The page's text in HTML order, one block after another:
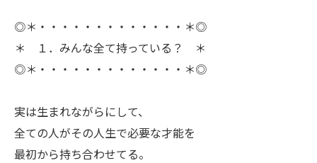
◎＊・・・・・・・・・・・・・＊◎
＊ １．みんな全て持っている？ ＊
◎＊・・・・・・・・・・・・・＊◎
ㅤ実は生まれながらにして、
全ての人がその人生で必要な才能を
最初から持ち合わせてる。